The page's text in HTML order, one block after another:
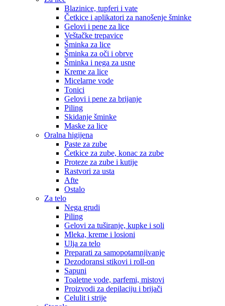
Blazinice, tupferi i vate
Četkice i aplikatori za nanošenje šminke
Gelovi i pene za lice
Veštačke trepavice
Šminka za lice
Šminka za oči i obrve
Šminka i nega za usne
Kreme za lice
Micelarne vode
Tonici
Gelovi i pene za brijanje
Piling
Skidanje šminke
Maske za lice
Oralna higijena
Paste za zube
Četkice za zube, konac za zube
Proteze za zube i kutije
Rastvori za usta
Afte
Ostalo
Za telo
Nega grudi
Piling
Gelovi za tuširanje, kupke i soli
Mleka, kreme i losioni
Ulja za telo
Preparati za samopotamnjivanje
Dezodoransi stikovi i roll-on
Sapuni
Toaletne vode, parfemi, mistovi
Proizvodi za depilaciju i brijači
Celulit i strije